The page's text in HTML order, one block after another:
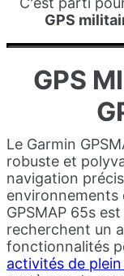
GPS
GPS
Le Garmin
robuste et
navigation
environnements
GPSMAP 65s
recherchent un
fonctionnalités
activités de plein